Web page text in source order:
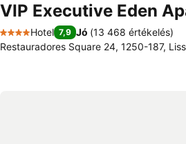
VIP Executive Eden
4 Kategória
Hotel 7,9 Jó (13 468 értékelés)
Restauradores Square 24, 1250-187,